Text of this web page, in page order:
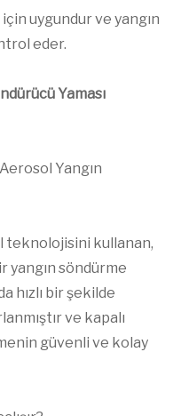
için uygundur ve yangın
eder.
Yaması
Yangın
teknolojisini kullanan,
yangın söndürme
hızlı bir şekilde
ve kapalı
güvenli ve kolay